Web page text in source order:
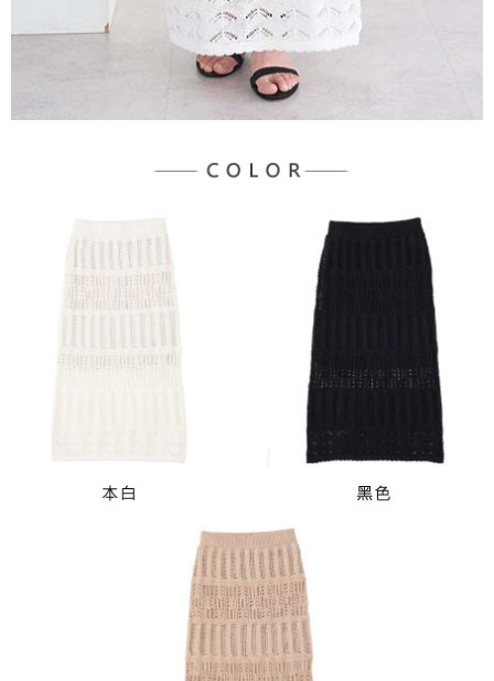
請求用戶進行身份認證。
５．嚴禁一人註冊多個帳號或使用他人資訊註冊。若發現惡意使用之情形，
恩沛科技股份有限公司將有權停止該用戶之使用額度並採取法律行動。